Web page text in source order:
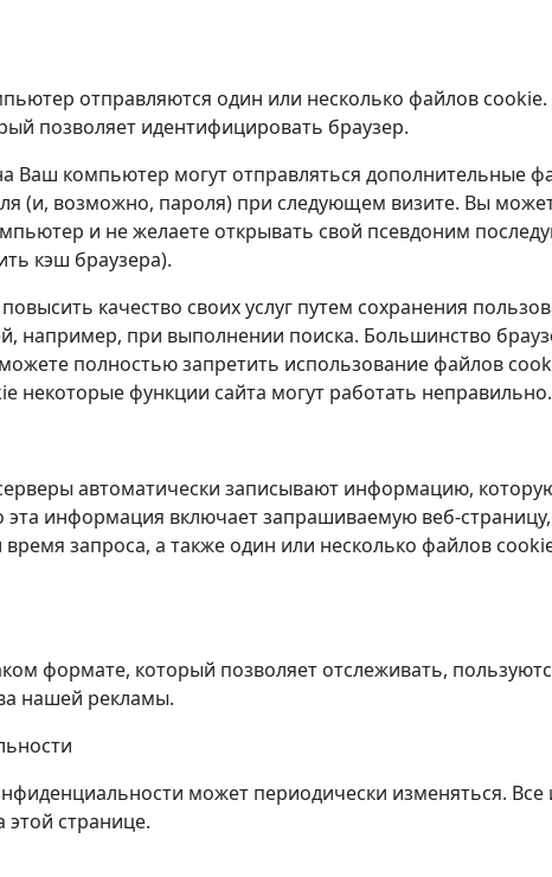
отправляются один или несколько файлов
позволяет идентифицировать браузер.
Ваш компьютер могут отправляться дополнительные
(и, возможно, пароля) при следующем визите. Вы
и не желаете открывать свой псевдоним
кэш браузера).
качество своих услуг путем сохранения
например, при выполнении поиска. Большинство
полностью запретить использование файлов
некоторые функции сайта могут работать неправильно.
автоматически записывают информацию,
информация включает запрашиваемую веб-
запроса, а также один или несколько файлов
формате, который позволяет отслеживать,
нашей рекламы.
может периодически изменяться.
странице.